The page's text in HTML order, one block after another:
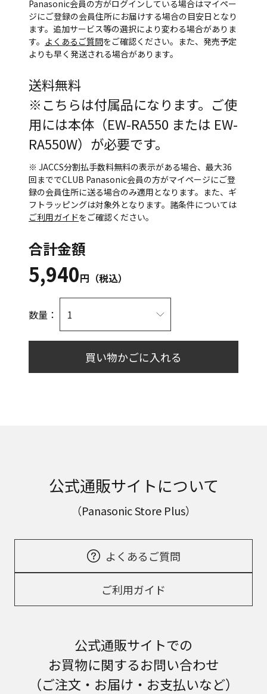
Panasonic会員の方がログインしている場合はマイペー
ジにご登録の会員住所にお届けする場合の目安日となり
ます。追加サービス等の選択により変わる場合がありま
す。 よくあるご質問をご確認ください。また、発売予定
よりも早く発送される場合があります。
送料無料
※こちらは付属品になります。ご使
用には本体（EW-RA550 または EW-
RA550W）が必要です。
※ JACCS分割払手数料無料の表示がある場合、最大36
回まででCLUB Panasonic会員の方がマイページにご登
録の会員住所に送る場合のみ適用となります。また、ギ
フトラッピングは対象外となります。諸条件については
ご利用ガイドをご確認ください。
合計金額
5,940円（税込）
数量：
買い物かごに入れる
公式通販サイトについて
（Panasonic Store Plus）
よくあるご質問
ご利用ガイド
公式通販サイトでの
お買物に関するお問い合わせ
（ご注文・お届け・お支払いなど）